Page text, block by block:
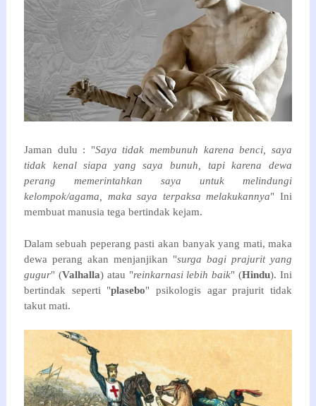
Jaman dulu : "Saya tidak membunuh karena benci, saya
tidak kenal siapa yang saya bunuh, tapi karena dewa
perang memerintahkan saya untuk melindungi
kelompok/agama, maka saya terpaksa melakukannya" Ini
membuat manusia tega bertindak kejam.
Dalam sebuah peperang pasti akan banyak yang mati, maka
dewa perang akan menjanjikan "surga bagi prajurit yang
gugur" (Valhalla) atau "reinkarnasi lebih baik" (Hindu). Ini
bertindak seperti "plasebo" psikologis agar prajurit tidak
takut mati.